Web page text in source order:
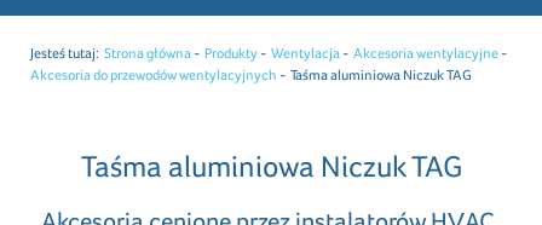
Jesteś tutaj: Strona główna Produkty Wentylacja
Akcesoria wentylacyjne
Akcesoria do przewodów wentylacyjnych
Taśma aluminiowa Niczuk TAG
Taśma aluminiowa Niczuk TAG